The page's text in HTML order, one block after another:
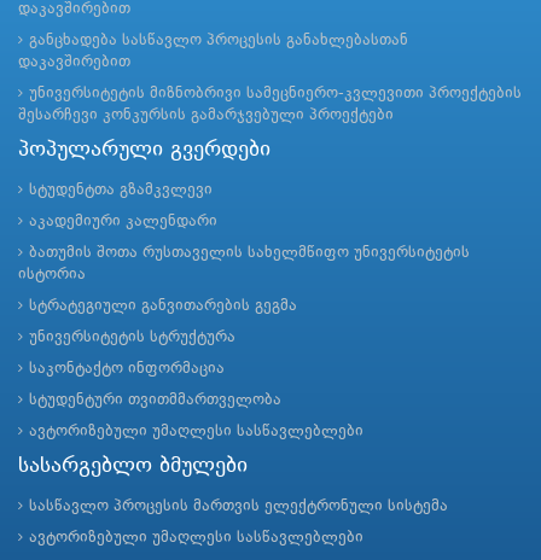
დაკავშირებით
განცხადება სასწავლო პროცესის განახლებასთან
დაკავშირებით
უნივერსიტეტის მიზნობრივი სამეცნიერო-კვლევითი პროექტების
შესარჩევი კონკურსის გამარჯვებული პროექტები
პოპულარული გვერდები
სტუდენტთა გზამკვლევი
აკადემიური კალენდარი
ბათუმის შოთა რუსთაველის სახელმწიფო უნივერსიტეტის
ისტორია
სტრატეგიული განვითარების გეგმა
უნივერსიტეტის სტრუქტურა
საკონტაქტო ინფორმაცია
სტუდენტური თვითმმართველობა
ავტორიზებული უმაღლესი სასწავლებლები
სასარგებლო ბმულები
სასწავლო პროცესის მართვის ელექტრონული სისტემა
ავტორიზებული უმაღლესი სასწავლებლები